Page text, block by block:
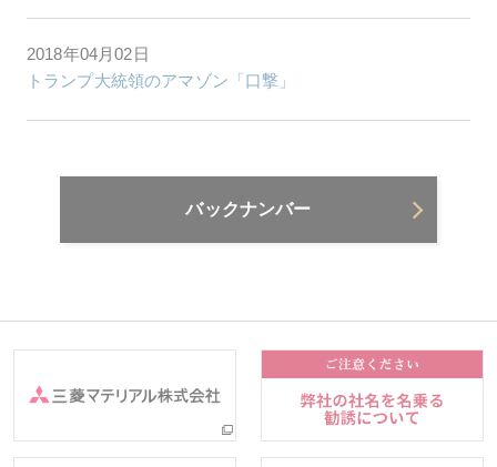
2018年04月02日
トランプ大統領のアマゾン「口撃」
バックナンバー